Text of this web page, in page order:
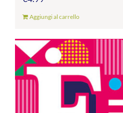
Aggiungi al carrello